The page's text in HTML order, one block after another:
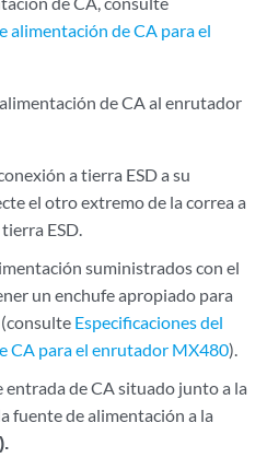
alimentación de CA para el
de CA al enrutador
a tierra ESD a su
el otro extremo de la correa a
ESD.
suministrados con el
un enchufe apropiado para
Especificaciones del
CA para el enrutador MX480).
de CA situado junto a la
fuente de alimentación a la